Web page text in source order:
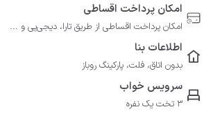
امکان پرداخت اقساطی
امکان پرداخت اقساطی از طریق تارا، دیجی‌پی و ...
اطلاعات بنا
بدون اتاق، فلت، پارکینگ روباز
سرویس خواب
3 تخت یک نفره